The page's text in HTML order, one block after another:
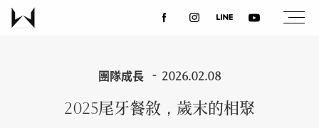
最新消息
團隊成長 2026.02.08
2025尾牙餐敘，歲末的相聚